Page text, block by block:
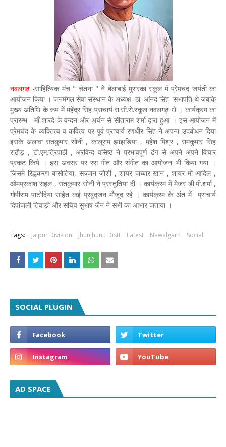
नवलगढ़ -साहित्यिक मंच " चेतना " ने बेलाबाई मुरारका स्कूल में प्रेमचंद जयंती का
आयोजन किया । जनमंगल सेवा संस्थान के अध्यक्ष ठा. आंनद सिंह सभापति थे जबकि
मुख्य अतिथि के रूप में महेंद्र सिंह प्राचार्य रा.सी.से.स्कूल नवलगढ़ थे । कार्यक्रम का
प्रारम्भ माँ शारदे के वन्दन और अर्चन से सीताराम शर्मा द्वारा हुआ । इस आयोजन में
प्रेमचंद के व्यक्तित्व व कवित्व पर पूर्व प्राचार्य रणधीर सिंह ने अपना उदबोधन दिया
इसके अलावा संतकुमार सोनी , कालूराम झाझड़िया , महेश मिश्र , रामकुमार सिंह
राठौड़ , टी.एम्.त्रिपाठी , अरविन्द वसिष्ठ ने प्रभावपूर्ण ढंग से अपने अपने विचार
प्रकट किये । इस अवसर पर रस गीत और संगीत का आयोजन भी किया गया ।
जिसमे रिद्धकरण बासोतिया, सज्जन जोशी , शायर जब्बार खान , शायर मो आदिल ,
ओमप्रकाश सहल , संतकुमार सोनी ने प्रस्तुतिया दी । कार्यक्रम में मेजर डी.पी.शर्मा ,
गोपीराम पाटोदिया सहित कई प्रबुद्जन मौजूद रहे । कार्यक्रम के अंत में प्राचार्य
दिपांजली तिवाडी और सचिव सुभाष जैन ने सभी का आभार जताया ।
Tags: Jaipur Division Jhunjhunu Distt Latest Nawalgarh Social
SOCIAL PLUGIN
AD SPACE